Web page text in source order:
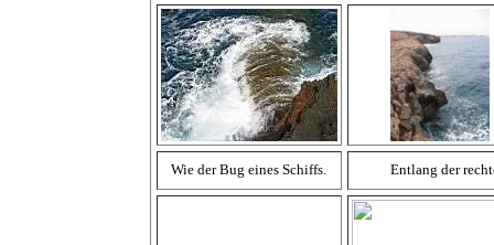
Wie der Bug eines Schiffs. Entlang der